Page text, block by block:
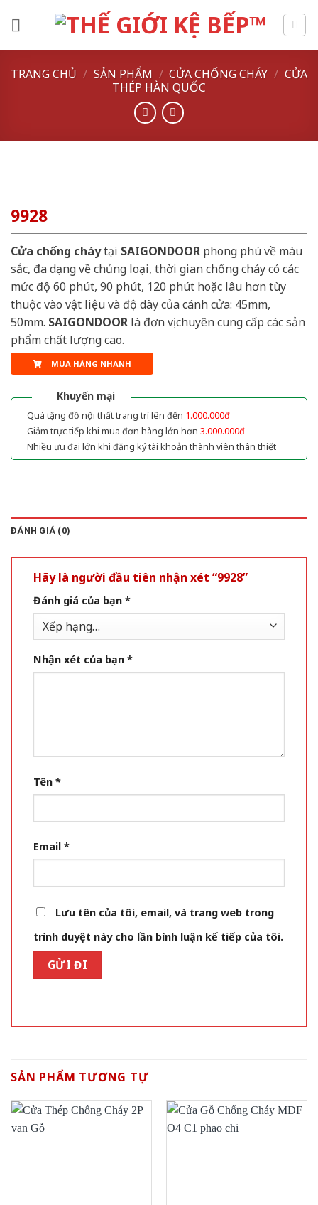
TRANG CHỦ / SẢN PHẨM / CỬA CHỐNG CHÁY / CỬA
THÉP HÀN QUỐC
9928
Cửa chống cháytại SAIGONDOOR phong phú về màu
sắc, đa dạng về chủng loại, thời gian chống cháy có các
mức độ 60 phút, 90 phút, 120 phút hoặc lâu hơn tùy
thuộc vào vật liệu và độ dày của cánh cửa: 45mm,
50mm. SAIGONDOOR là đơn vị chuyên cung cấp các sản
phẩm chất lượng cao.
MUA HÀNG NHANH
Khuyến mại
Quà tặng đồ nội thất trang trí lên đến 1.000.000đ
Giảm trực tiếp khi mua đơn hàng lớn hơn 3.000.000đ
Nhiều ưu đãi lớn khi đăng ký tài khoản thành viên thân thiết
ĐÁNH GIÁ (0)
Hãy là người đầu tiên nhận xét “9928”
Đánh giá của bạn *
Nhận xét của bạn *
Tên *
Email *
Lưu tên của tôi, email, và trang web trong
trình duyệt này cho lần bình luận kế tiếp của tôi.
SẢN PHẨM TƯƠNG TỰ